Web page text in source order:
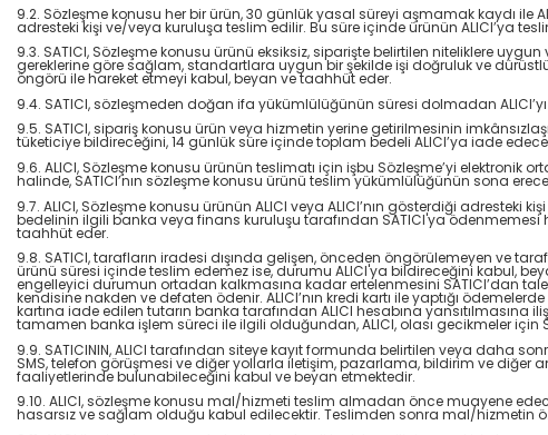
9.2. Sözleşme konusu her bir ürün, 30 günlük yasal süreyi aşmamak kaydı ile
adresteki kişi ve/veya kuruluşa teslim edilir. Bu süre içinde ürünün ALICI’ya
9.3. SATICI, Sözleşme konusu ürünü eksiksiz, siparişte belirtilen niteliklere
gereklerine göre sağlam, standartlara uygun bir şekilde işi doğruluk ve
öngörü ile hareket etmeyi kabul, beyan ve taahhüt eder.
9.4. SATICI, sözleşmeden doğan ifa yükümlülüğünün süresi dolmadan
9.5. SATICI, sipariş konusu ürün veya hizmetin yerine getirilmesinin
tüketiciye bildireceğini, 14 günlük süre içinde toplam bedeli ALICI’ya iade
9.6. ALICI, Sözleşme konusu ürünün teslimatı için işbu Sözleşme’yi
halinde, SATICI’nın sözleşme konusu ürünü teslim yükümlülüğünün sona
9.7. ALICI, Sözleşme konusu ürünün ALICI veya ALICI’nın gösterdiği
bedelinin ilgili banka veya finans kuruluşu tarafından SATICI'ya ödenmemesi
taahhüt eder.
9.8. SATICI, tarafların iradesi dışında gelişen, önceden öngörülemeyen ve
ürünü süresi içinde teslim edemez ise, durumu ALICI'ya bildireceğini kabul,
engelleyici durumun ortadan kalkmasına kadar ertelenmesini SATICI’dan
kendisine nakden ve defaten ödenir. ALICI’nın kredi kartı ile yaptığı
kartına iade edilen tutarın banka tarafından ALICI hesabına
tamamen banka işlem süreci ile ilgili olduğundan, ALICI, olası gecikmeler için
9.9. SATICININ, ALICI tarafından siteye kayıt formunda belirtilen veya daha
SMS, telefon görüşmesi ve diğer yollarla iletişim, pazarlama, bildirim ve diğer
faaliyetlerinde bulunabileceğini kabul ve beyan etmektedir.
9.10. ALICI, sözleşme konusu mal/hizmeti teslim almadan önce muayene
hasarsız ve sağlam olduğu kabul edilecektir. Teslimden sonra mal/hizmetin